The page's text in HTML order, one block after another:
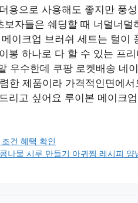
용으로 사용해도 좋지만 풍
보자들은 쉐딩할 때 너덜너
이크업 브러쉬 세트는 털이
봉 하나로 다 할 수 있는 프
우수한데 쿠팡 로켓배송 네
한 제품이라 가격적인면에
리고 싶어요 루이본 메이크
건 혜택 확인
나물 시루 만들기 아귀찜 레시피 양